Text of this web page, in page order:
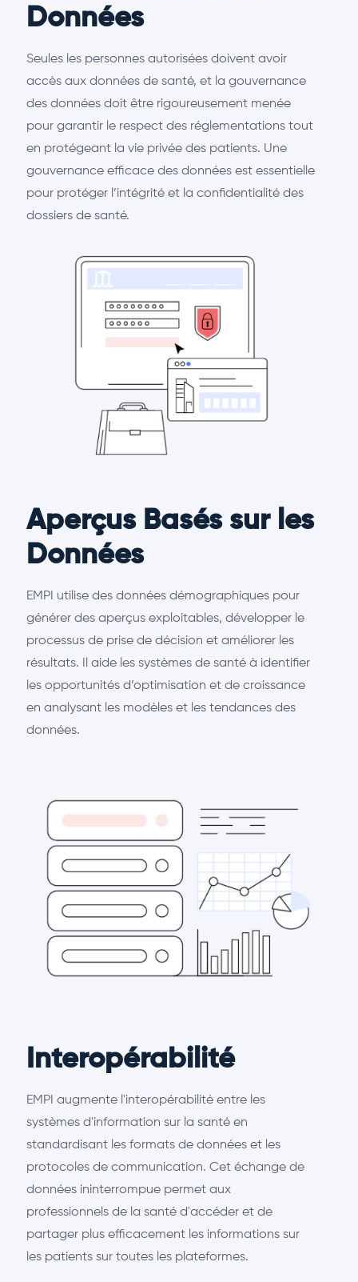
Données
Seules les personnes autorisées doivent avoir
accès aux données de santé, et la gouvernance
des données doit être rigoureusement menée
pour garantir le respect des réglementations tout
en protégeant la vie privée des patients. Une
gouvernance efficace des données est essentielle
pour protéger l’intégrité et la confidentialité des
dossiers de santé.
Aperçus Basés sur les
Données
EMPI utilise des données démographiques pour
générer des aperçus exploitables, développer le
processus de prise de décision et améliorer les
résultats. Il aide les systèmes de santé à identifier
les opportunités d’optimisation et de croissance
en analysant les modèles et les tendances des
données.
Interopérabilité
EMPI augmente l'interopérabilité entre les
systèmes d'information sur la santé en
standardisant les formats de données et les
protocoles de communication. Cet échange de
données ininterrompue permet aux
professionnels de la santé d'accéder et de
partager plus efficacement les informations sur
les patients sur toutes les plateformes.